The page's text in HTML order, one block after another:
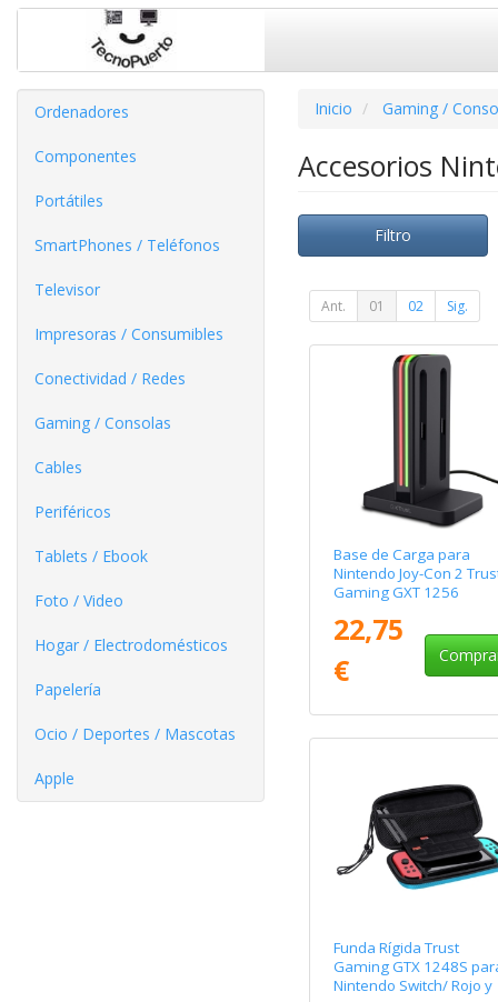
Ordenadores
Componentes
Portátiles
SmartPhones / Teléfonos
Televisor
Impresoras / Consumibles
Conectividad / Redes
Gaming / Consolas
Cables
Periféricos
Tablets / Ebook
Foto / Video
Hogar / Electrodomésticos
Papelería
Ocio / Deportes / Mascotas
Apple
Inicio Gaming /
Accesorios
Filtro
Ant. 01 02 Sig.
Base de Carga para
Nintendo Joy-Con 2
Gaming GXT 1256
22,75
€
Funda Rígida Trust
Gaming GTX 1248S
Nintendo Switch/ Rojo y